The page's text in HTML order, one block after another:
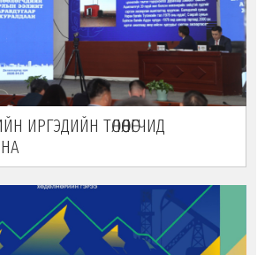
ИРГЭДИЙН ТӨЛӨӨЛӨГЧИД